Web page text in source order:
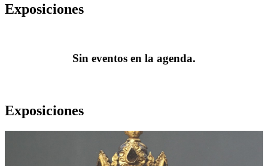
Exposiciones
Sin eventos en la agenda.
Exposiciones